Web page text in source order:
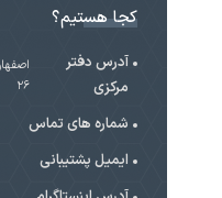
کجا هستیم؟
آدرس دفتر
مرکزی
۲۶
شماره های تماس
ایمیل پشتیبانی